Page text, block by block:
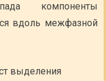
компоненты
вдоль межфазной
выделения